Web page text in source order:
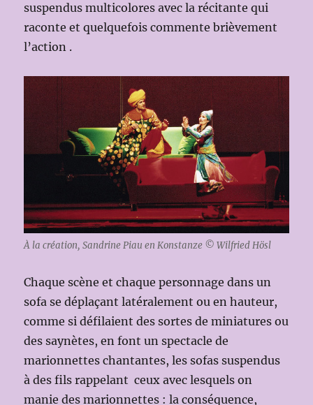
suspendus multicolores avec la récitante qui
raconte et quelquefois commente brièvement
l’action .
À la création, Sandrine Piau en Konstanze © Wilfried Hösl
Chaque scène et chaque personnage dans un
sofa se déplaçant latéralement ou en hauteur,
comme si défilaient des sortes de miniatures ou
des saynètes, en font un spectacle de
marionnettes chantantes, les sofas suspendus
à des fils rappelant ceux avec lesquels on
manie des marionnettes : la conséquence,